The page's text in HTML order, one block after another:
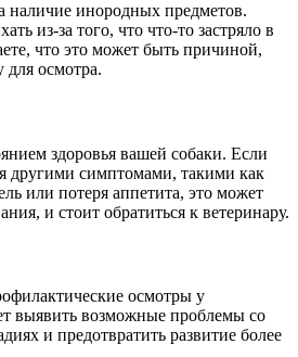
наличие инородных предметов.
из-за того, что что-то застряло в
что это может быть причиной,
для осмотра.
здоровья вашей собаки. Если
другими симптомами, такими как
или потеря аппетита, это может
и стоит обратиться к ветеринару.
осмотры у
выявить возможные проблемы со
и предотвратить развитие более